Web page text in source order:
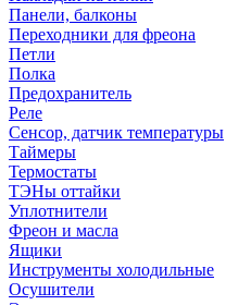
Панели, балконы
Переходники для фреона
Петли
Полка
Предохранитель
Реле
Сенсор, датчик температуры
Таймеры
Термостаты
ТЭНы оттайки
Уплотнители
Фреон и масла
Ящики
Инструменты холодильные
Осушители